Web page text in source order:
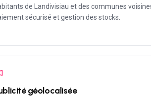
de Landivisiau et des communes
sécurisé et gestion des stocks.
géolocalisée